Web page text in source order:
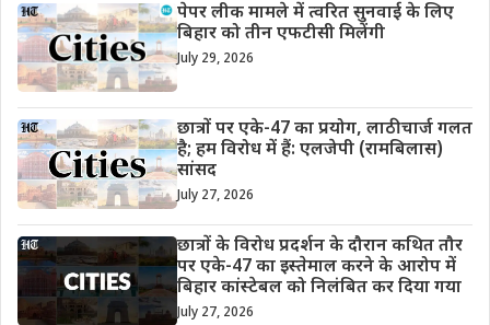
पेपर लीक मामले में त्वरित सुनवाई के लिए
बिहार को तीन एफटीसी मिलेंगी
July 29, 2026
छात्रों पर एके-47 का प्रयोग, लाठीचार्ज गलत
है; हम विरोध में हैं: एलजेपी (रामबिलास)
सांसद
July 27, 2026
छात्रों के विरोध प्रदर्शन के दौरान कथित तौर
पर एके-47 का इस्तेमाल करने के आरोप में
बिहार कांस्टेबल को निलंबित कर दिया गया
July 27, 2026